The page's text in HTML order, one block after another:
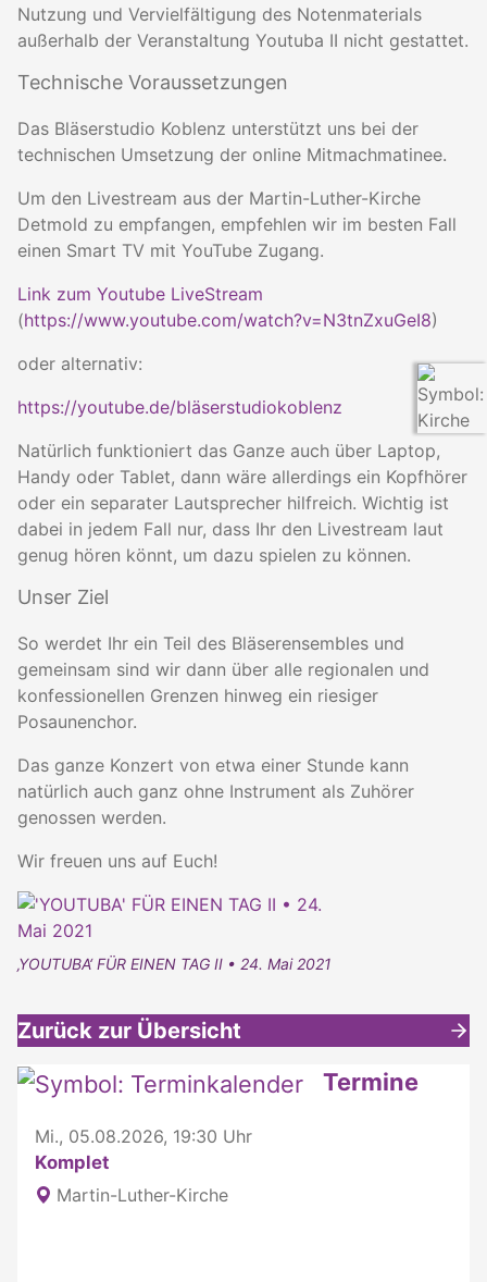
Nutzung und Vervielfältigung des Notenmaterials
außerhalb der Veranstaltung Youtuba II nicht gestattet.
Technische Voraussetzungen
Das Bläserstudio Koblenz unterstützt uns bei der
technischen Umsetzung der online Mitmachmatinee.
Um den Livestream aus der Martin-Luther-Kirche
Detmold zu empfangen, empfehlen wir im besten Fall
einen Smart TV mit YouTube Zugang.
Link zum Youtube LiveStream
(https://www.youtube.com/watch?v=N3tnZxuGeI8)
oder alternativ:
https://youtube.de/bläserstudiokoblenz
Natürlich funktioniert das Ganze auch über Laptop,
Handy oder Tablet, dann wäre allerdings ein Kopfhörer
oder ein separater Lautsprecher hilfreich. Wichtig ist
dabei in jedem Fall nur, dass Ihr den Livestream laut
genug hören könnt, um dazu spielen zu können.
Unser Ziel
So werdet Ihr ein Teil des Bläserensembles und
gemeinsam sind wir dann über alle regionalen und
konfessionellen Grenzen hinweg ein riesiger
Posaunenchor.
Das ganze Konzert von etwa einer Stunde kann
natürlich auch ganz ohne Instrument als Zuhörer
genossen werden.
Wir freuen uns auf Euch!
‚YOUTUBA‘ FÜR EINEN TAG II • 24. Mai 2021
Zurück zur Übersicht
Weitere interessante Inhalte Termine
Mi., 05.08.2026, 19:30 Uhr
Komplet
Martin-Luther-Kirche